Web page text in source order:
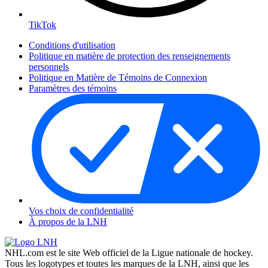
TikTok
Conditions d'utilisation
Politique en matière de protection des renseignements
personnels
Politique en Matière de Témoins de Connexion
Paramètres des témoins
Vos choix de confidentialité
À propos de la LNH
NHL.com est le site Web officiel de la Ligue nationale de hockey.
Tous les logotypes et toutes les marques de la LNH, ainsi que les